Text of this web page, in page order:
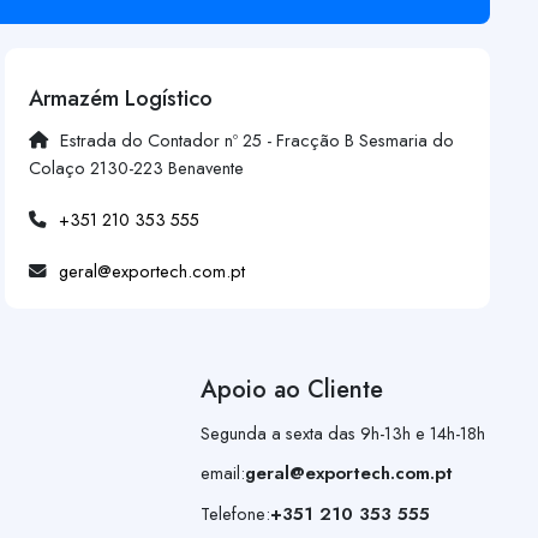
Armazém Logístico
Estrada do Contador nº 25 - Fracção B Sesmaria do
Colaço 2130-223 Benavente
+351 210 353 555
geral@exportech.com.pt
Apoio ao Cliente
Segunda a sexta das 9h-13h e 14h-18h
email:geral@exportech.com.pt
Telefone:+351 210 353 555